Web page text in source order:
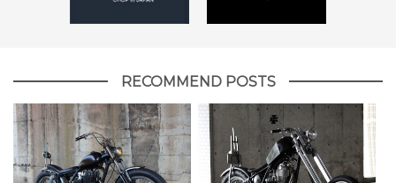
RECOMMEND POSTS